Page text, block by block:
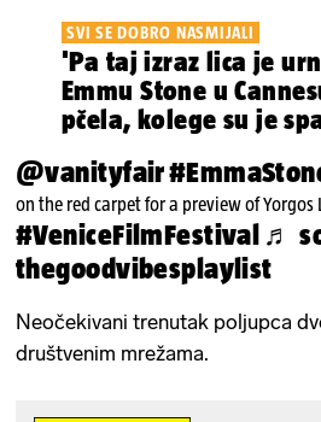
SVI SE DOBRO NASMIJALI
'Pa taj izraz lica je
Emmu Stone u
pčela, kolege su je
@vanityfair
on the red carpet for a preview of Yorgos
#VeniceFilmFestival ♬
thegoodvibesplaylist
Neočekivani trenutak poljupca
društvenim mrežama.